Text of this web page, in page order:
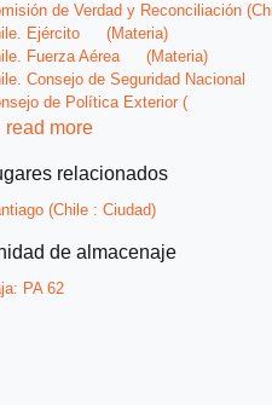
de Verdad y Reconciliación
Ejército
(Materia)
Fuerza Aérea
(Materia)
Consejo de Seguridad Nacional
de Política Exterior (
read more
relacionados
(Chile : Ciudad)
de almacenaje
PA 62